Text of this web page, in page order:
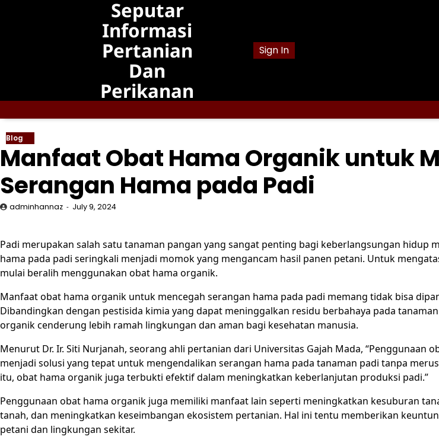
Seputar
Informasi
Pertanian
Dan
Perikanan
Sign In
Blog
Manfaat Obat Hama Organik untuk
Serangan Hama pada Padi
adminhannaz July 9, 2024
Padi merupakan salah satu tanaman pangan yang sangat penting bagi keberlangsungan hidup
hama pada padi seringkali menjadi momok yang mengancam hasil panen petani. Untuk
mulai beralih menggunakan obat hama organik.
Manfaat obat hama organik untuk mencegah serangan hama pada padi memang tidak bisa
Dibandingkan dengan pestisida kimia yang dapat meninggalkan residu berbahaya pada
organik cenderung lebih ramah lingkungan dan aman bagi kesehatan manusia.
Menurut Dr. Ir. Siti Nurjanah, seorang ahli pertanian dari Universitas Gajah Mada, “Penggunaan
menjadi solusi yang tepat untuk mengendalikan serangan hama pada tanaman padi tanpa
itu, obat hama organik juga terbukti efektif dalam meningkatkan keberlanjutan produksi padi.”
Penggunaan obat hama organik juga memiliki manfaat lain seperti meningkatkan kesuburan
tanah, dan meningkatkan keseimbangan ekosistem pertanian. Hal ini tentu memberikan
petani dan lingkungan sekitar.